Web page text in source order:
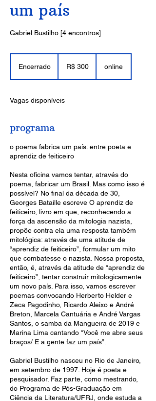
um país
Gabriel Bustilho [4 encontros]
Encerrado
r
d
brasileiros
R$ 300 online
Vagas disponíveis
programa
o poema fabrica um país: entre poeta e
aprendiz de feiticeiro
Nesta oficina vamos tentar, através do
poema, fabricar um Brasil. Mas como isso é
possível? No final da década de 30,
Georges Bataille escreve O aprendiz de
feiticeiro, livro em que, reconhecendo a
força da ascensão da mitologia nazista,
propõe contra ela uma resposta também
mitológica: através de uma atitude de
“aprendiz de feiticeiro”, formular um mito
que combatesse o nazista. Nossa proposta,
então, é, através da atitude de “aprendiz de
feiticeiro”, tentar construir mitologicamente
um novo país. Para isso, vamos escrever
poemas convocando Herberto Helder e
Zeca Pagodinho, Ricardo Aleixo e André
Breton, Marcela Cantuária e André Vargas
Santos, o samba da Mangueira de 2019 e
Marina Lima cantando “Você me abre seus
braços/ E a gente faz um país”.
Gabriel Bustilho nasceu no Rio de Janeiro,
em setembro de 1997. Hoje é poeta e
pesquisador. Faz parte, como mestrando,
do Programa de Pós-Graduação em
Ciência da Literatura/UFRJ, onde estuda a